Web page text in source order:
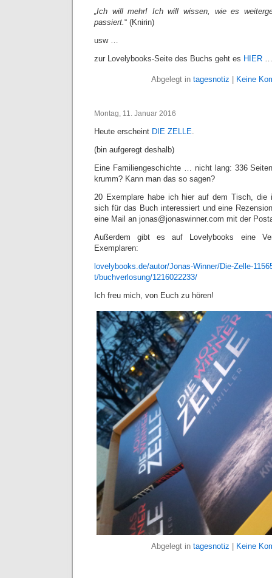
„Ich will mehr! Ich will wissen, wie es
passiert.“ (Knirin)
usw …
zur Lovelybooks-Seite des Buchs geht es HIER …
Abgelegt in tagesnotiz Keine
Montag, 11. Januar 2016
Heute erscheint DIE ZELLE.
(bin aufgeregt deshalb)
Eine Familiengeschichte … nicht lang: 336
krumm? Kann man das so sagen?
20 Exemplare habe ich hier auf dem Tisch, die
sich für das Buch interessiert und eine
eine Mail an jonas@jonaswinner.com mit der
Außerdem gibt es auf Lovelybooks eine
Exemplaren:
lovelybooks.de/autor/Jonas-Winner/Die-Zelle-
t/buchverlosung/1216022233/
Ich freu mich, von Euch zu hören!
Abgelegt in tagesnotiz Keine